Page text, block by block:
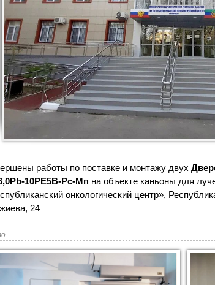
работы по поставке и монтажу двух
10РЕ5В-Рс-Мп на объекте каньоны для
онкологический центр»,
24